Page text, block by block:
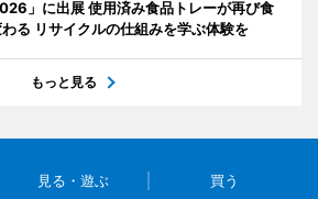
」に出展 使用済み食品トレーが再び食
る リサイクルの仕組みを学ぶ体験を
もっと見る
見る・遊ぶ 買う